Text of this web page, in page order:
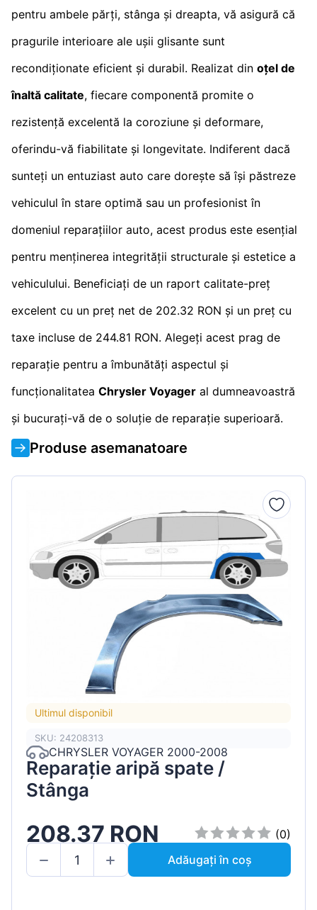
pentru ambele părți, stânga și dreapta, vă asigură că
pragurile interioare ale ușii glisante sunt
recondiționate eficient și durabil. Realizat din oțel de
înaltă calitate, fiecare componentă promite o
rezistență excelentă la coroziune și deformare,
oferindu-vă fiabilitate și longevitate. Indiferent dacă
sunteți un entuziast auto care dorește să își păstreze
vehiculul în stare optimă sau un profesionist în
domeniul reparațiilor auto, acest produs este esențial
pentru menținerea integrității structurale și estetice a
vehiculului. Beneficiați de un raport calitate-preț
excelent cu un preț net de 202.32 RON și un preț cu
taxe incluse de 244.81 RON. Alegeți acest prag de
reparație pentru a îmbunătăți aspectul și
funcționalitatea Chrysler Voyager al dumneavoastră
și bucurați-vă de o soluție de reparație superioară.
Produse asemanatoare
Ultimul disponibil
SKU: 24208313
CHRYSLER VOYAGER 2000-2008
Reparație aripă spate /
Stânga
208.37 RON
(0)
Adăugați în coș